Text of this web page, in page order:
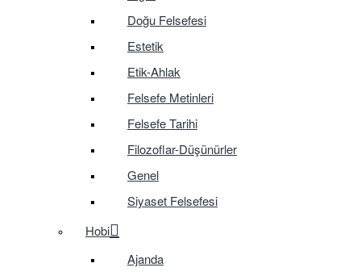
Doğu Felsefesi
Estetik
Etik-Ahlak
Felsefe Metinleri
Felsefe Tarihi
Filozoflar-Düşünürler
Genel
Siyaset Felsefesi
Hobi
Ajanda